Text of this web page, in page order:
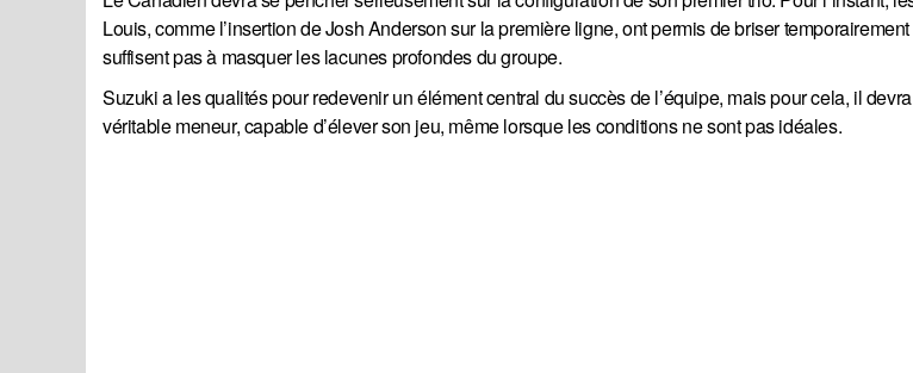
Louis, comme l’insertion de Josh Anderson sur la première ligne, ont permis de briser
suffisent pas à masquer les lacunes profondes du groupe.
Suzuki a les qualités pour redevenir un élément central du succès de l’équipe, mais pour cela, il
véritable meneur, capable d’élever son jeu, même lorsque les conditions ne sont pas idéales.